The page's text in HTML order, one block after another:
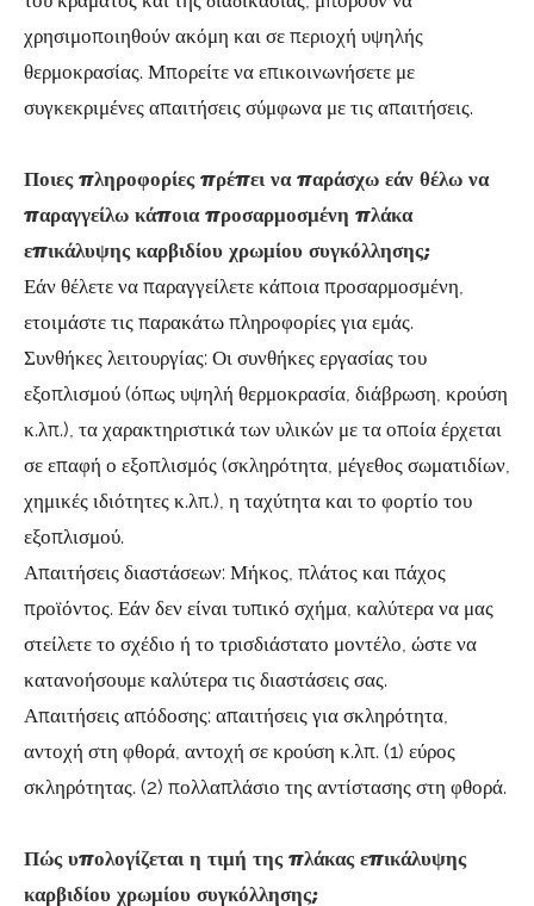
χρησιμοποιηθούν ακόμη και σε περιοχή υψηλής
θερμοκρασίας. Μπορείτε να επικοινωνήσετε με
συγκεκριμένες απαιτήσεις σύμφωνα με τις απαιτήσεις.
Ποιες πληροφορίες πρέπει να παράσχω εάν θέλω να
παραγγείλω κάποια προσαρμοσμένη πλάκα
επικάλυψης καρβιδίου χρωμίου συγκόλλησης;
Εάν θέλετε να παραγγείλετε κάποια προσαρμοσμένη,
ετοιμάστε τις παρακάτω πληροφορίες για εμάς.
Συνθήκες λειτουργίας: Οι συνθήκες εργασίας του
εξοπλισμού (όπως υψηλή θερμοκρασία, διάβρωση, κρούση
κ.λπ.), τα χαρακτηριστικά των υλικών με τα οποία έρχεται
σε επαφή ο εξοπλισμός (σκληρότητα, μέγεθος σωματιδίων,
χημικές ιδιότητες κ.λπ.), η ταχύτητα και το φορτίο του
εξοπλισμού.
Απαιτήσεις διαστάσεων: Μήκος, πλάτος και πάχος
προϊόντος. Εάν δεν είναι τυπικό σχήμα, καλύτερα να μας
στείλετε το σχέδιο ή το τρισδιάστατο μοντέλο, ώστε να
κατανοήσουμε καλύτερα τις διαστάσεις σας.
Απαιτήσεις απόδοσης: απαιτήσεις για σκληρότητα,
αντοχή στη φθορά, αντοχή σε κρούση κ.λπ. (1) εύρος
σκληρότητας. (2) πολλαπλάσιο της αντίστασης στη φθορά.
Πώς υπολογίζεται η τιμή της πλάκας επικάλυψης
καρβιδίου χρωμίου συγκόλλησης;